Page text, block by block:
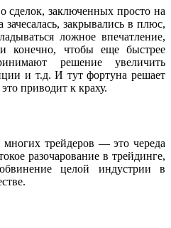
сделок, заключенных просто на
закрывались в плюс,
ложное впечатление,
конечно, чтобы еще быстрее
решение увеличить
и т.д. И тут фортуна решает
приводит к краху.
многих трейдеров — это череда
разочарование в трейдинге,
целой индустрии в